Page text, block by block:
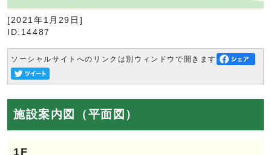
[2021年1月29日]
ID:14487
ソーシャルサイトへのリンクは別ウィンドウで開きます
施設案内図（平面図）
1F